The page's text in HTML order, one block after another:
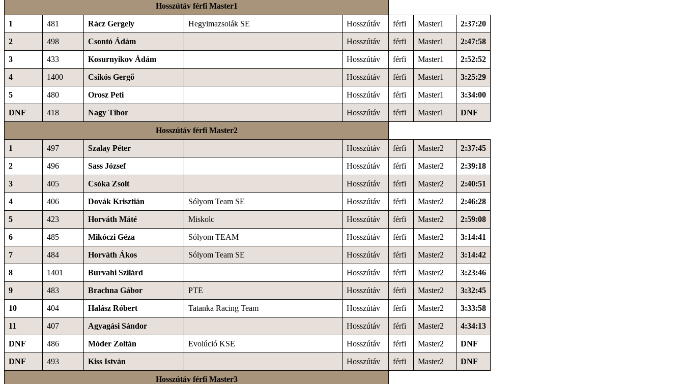
Hosszútáv férfi Master1
1 481 Rácz Gergely Hegyimazsolák SE Hosszútáv férfi Master1 2:37:20
2 498 Csontó Ádám Hosszútáv férfi Master1 2:47:58
3 433 Kosurnyikov Ádám Hosszútáv férfi Master1 2:52:52
4 1400 Csikós Gergő Hosszútáv férfi Master1 3:25:29
5 480 Orosz Peti Hosszútáv férfi Master1 3:34:00
DNF 418 Nagy Tibor Hosszútáv férfi Master1 DNF
Hosszútáv férfi Master2
1 497 Szalay Péter Hosszútáv férfi Master2 2:37:45
2 496 Sass József Hosszútáv férfi Master2 2:39:18
3 405 Csóka Zsolt Hosszútáv férfi Master2 2:40:51
4 406 Dovák Krisztián Sólyom Team SE Hosszútáv férfi Master2 2:46:28
5 423 Horváth Máté Miskolc Hosszútáv férfi Master2 2:59:08
6 485 Mikóczi Géza Sólyom TEAM Hosszútáv férfi Master2 3:14:41
7 484 Horváth Ákos Sólyom Team SE Hosszútáv férfi Master2 3:14:42
8 1401 Burvahi Szilárd Hosszútáv férfi Master2 3:23:46
9 483 Brachna Gábor PTE Hosszútáv férfi Master2 3:32:45
10 404 Halász Róbert Tatanka Racing Team Hosszútáv férfi Master2 3:33:58
11 407 Agyagási Sándor Hosszútáv férfi Master2 4:34:13
DNF 486 Móder Zoltán Evolúció KSE Hosszútáv férfi Master2 DNF
DNF 493 Kiss István Hosszútáv férfi Master2 DNF
Hosszútáv férfi Master3